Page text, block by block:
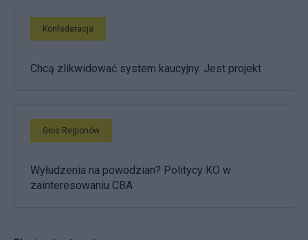
Konfederacja
Chcą zlikwidować system kaucyjny. Jest projekt
Głos Regionów
Wyłudzenia na powodzian? Politycy KO w
zainteresowaniu CBA